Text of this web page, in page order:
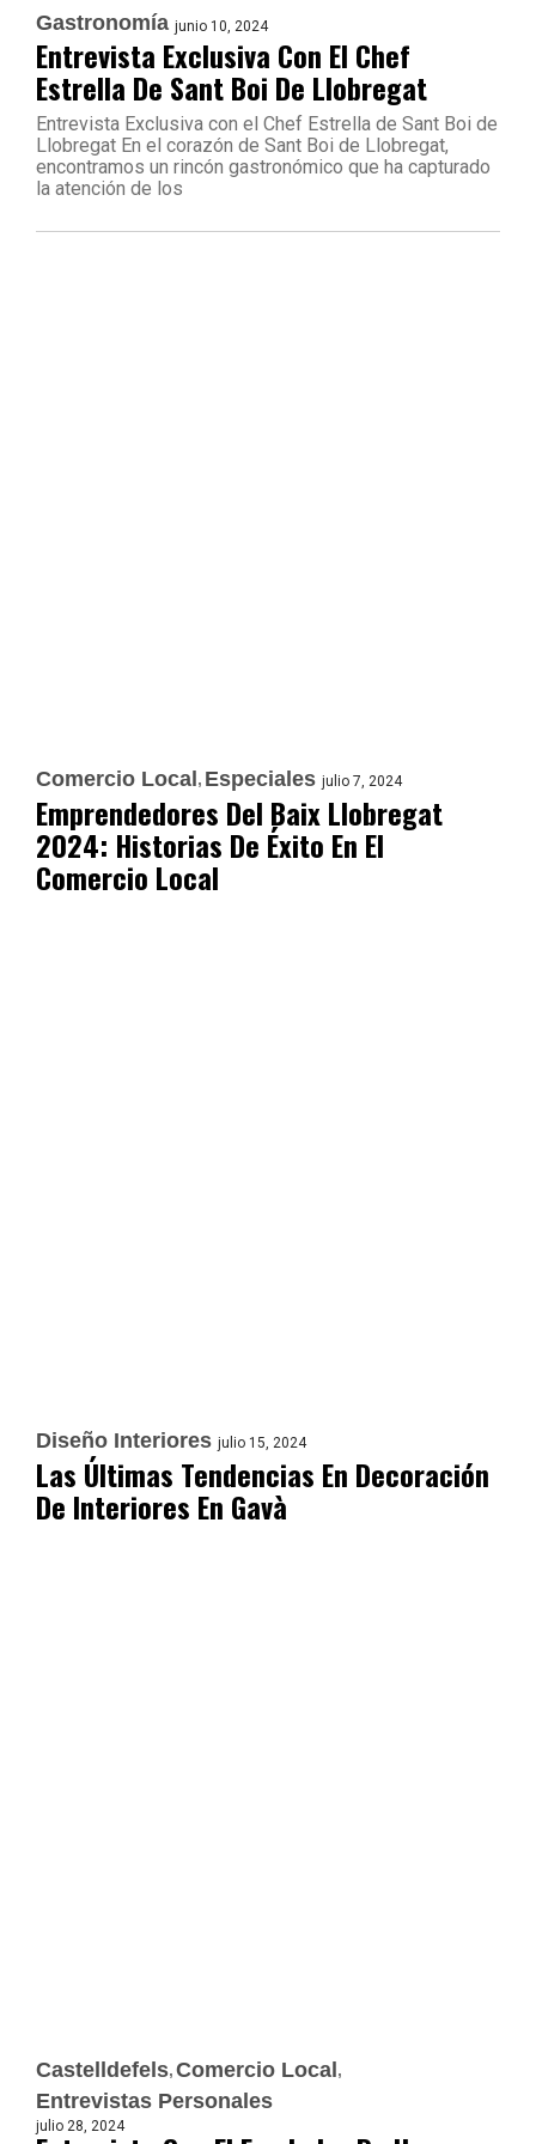
Gastronomía junio 10, 2024
Entrevista Exclusiva Con El Chef
Estrella De Sant Boi De Llobregat
Entrevista Exclusiva con el Chef Estrella de Sant Boi de
Llobregat En el corazón de Sant Boi de Llobregat,
encontramos un rincón gastronómico que ha capturado
la atención de los
Comercio Local Especiales julio 7, 2024
Emprendedores Del Baix Llobregat
2024: Historias De Éxito En El
Comercio Local
Diseño Interiores julio 15, 2024
Las Últimas Tendencias En Decoración
De Interiores En Gavà
Castelldefels Comercio Local
Entrevistas Personales
julio 28, 2024